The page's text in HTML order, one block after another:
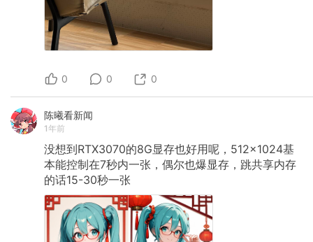
0 0 0
陈曦看新闻
1年前
没想到RTX3070的8G显存也好用呢，512×1024基
本能控制在7秒内一张，偶尔也爆显存，跳共享内存
的话15-30秒一张